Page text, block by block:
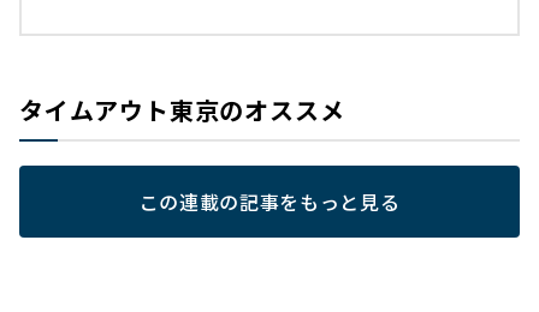
タイムアウト東京のオススメ
この連載の記事をもっと見る